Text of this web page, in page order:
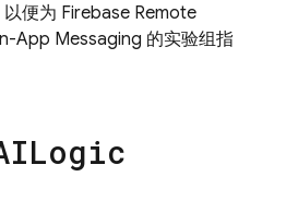
便为 Firebase Remote
App Messaging 的实验组指